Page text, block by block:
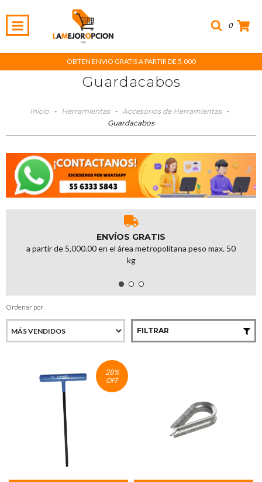
0
OBTEN ENVIO GRATIS A PARTIR DE 5,000
Guardacabos
Inicio - Herramientas - Accesorios de Herramientas -
Guardacabos
ENVÍOS GRATIS
a partir de 5,000.00 en el área metropolitana peso max. 50
kg
Ordenar por
FILTRAR
28%
OFF